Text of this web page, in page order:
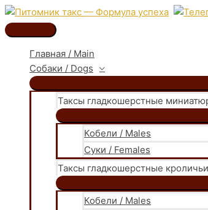
Перейти
к
содержимому
Главное
меню
Главная / Main
Собаки / Dogs
Таксы гладкошерстные
Кобели / Males
Суки / Females
Таксы гладкошерстные
Кобели / Males